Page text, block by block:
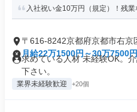
入社祝い金10万円（規定）！残
〒616-8242京都府京都市右京
月給22万1500円～30万7500円
求めている人材 未経験OK。
下さい。
業界未経験歓迎 +20個